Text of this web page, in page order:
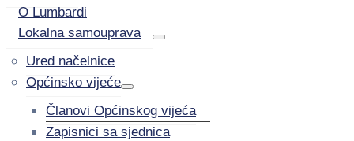
O Lumbardi
Lokalna samouprava
Ured načelnice
Općinsko vijeće
Članovi Općinskog vijeća
Zapisnici sa sjednica